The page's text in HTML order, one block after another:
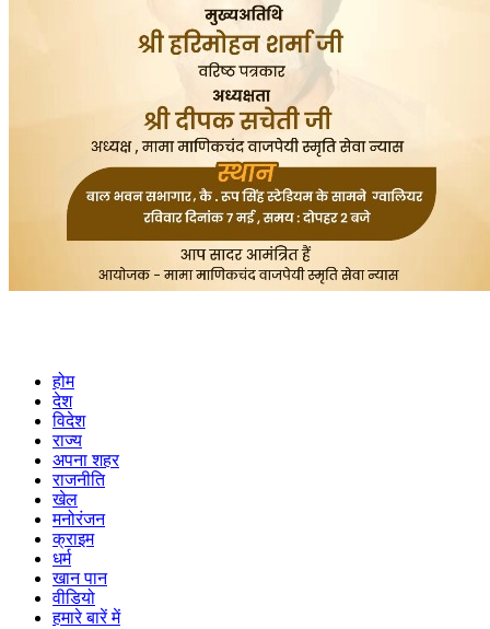
राज्य
अपना शहर
राजनीति
खेल
मनोरंजन
क्राइम
धर्म
खान पान
वीडियो
हमारे बारें में
Privacy Policy
Cookies Policy
Rss Feed